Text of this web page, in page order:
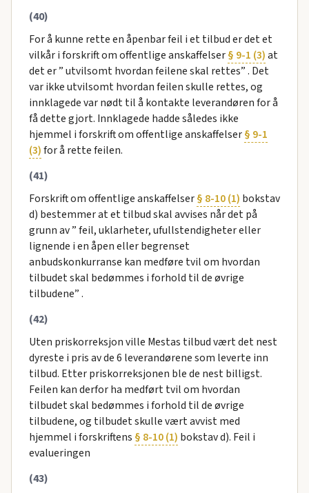
(40)
For å kunne rette en åpenbar feil i et tilbud er det et
vilkår i forskrift om offentlige anskaffelser§ 9-1 (3)at
det er ” utvilsomt hvordan feilene skal rettes” . Det
var ikke utvilsomt hvordan feilen skulle rettes, og
innklagede var nødt til å kontakte leverandøren for å
få dette gjort. Innklagede hadde således ikke
hjemmel i forskrift om offentlige anskaffelser§ 9-1
(3)for å rette feilen.
(41)
Forskrift om offentlige anskaffelser§ 8-10 (1) bokstav
d) bestemmer at et tilbud skal avvises når det på
grunn av ” feil, uklarheter, ufullstendigheter eller
lignende i en åpen eller begrenset
anbudskonkurranse kan medføre tvil om hvordan
tilbudet skal bedømmes i forhold til de øvrige
tilbudene” .
(42)
Uten priskorreksjon ville Mestas tilbud vært det nest
dyreste i pris av de 6 leverandørene som leverte inn
tilbud. Etter priskorreksjonen ble de nest billigst.
Feilen kan derfor ha medført tvil om hvordan
tilbudet skal bedømmes i forhold til de øvrige
tilbudene, og tilbudet skulle vært avvist med
hjemmel i forskriftens § 8-10 (1) bokstav d). Feil i
evalueringen
(43)